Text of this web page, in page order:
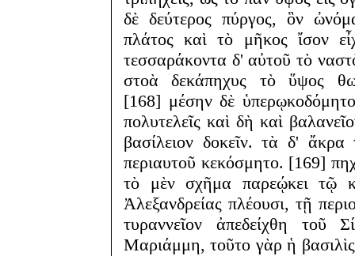
δὲ δεύτερος πύργος, ὃν
πλάτος καὶ τὸ μῆκος ἴσον
τεσσαράκοντα δ' αὐτοῦ τὸ
στοὰ δεκάπηχυς τὸ ὕψος
[168] μέσην δὲ
πολυτελεῖς καὶ δὴ καὶ
βασίλειον δοκεῖν. τὰ δ'
περιαυτοῦ κεκόσμητο. [169]
τὸ μὲν σχῆμα παρεῴκει τῷ
Ἀλεξανδρείας πλέουσι, τῇ
τυραννεῖον ἀπεδείχθη
Μαριάμμη, τοῦτο γὰρ ἡ